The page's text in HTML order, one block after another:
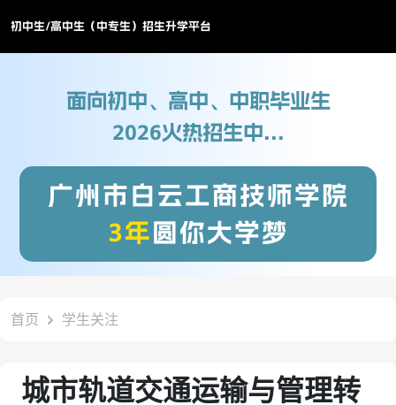
初中生/高中生（中专生）招生升学平台
面向初中、高中、中职毕业生
2026火热招生中...
广州市白云工商技师学院
3年圆你大学梦
首页 学生关注
城市轨道交通运输与管理转